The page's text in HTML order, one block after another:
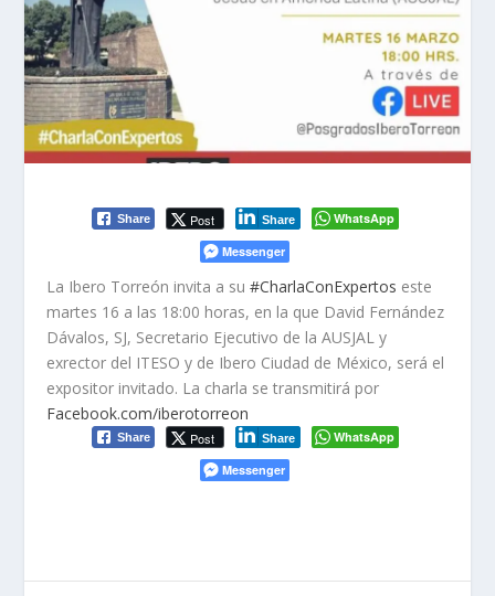
Share Post Share
WhatsApp
Messenger
La Ibero Torreón invita a su#CharlaConExpertos este
martes 16 a las 18:00 horas, en la que David Fernández
Dávalos, SJ, Secretario Ejecutivo de la AUSJAL y
exrector del ITESO y de Ibero Ciudad de México, será el
expositor invitado. La charla se transmitirá por
Facebook.com/iberotorreon
Share Post Share
WhatsApp
Messenger